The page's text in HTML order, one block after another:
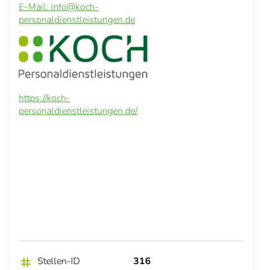
E-Mail: info@koch-
personaldienstleistungen.de
https://koch-
personaldienstleistungen.de/
tag Stellen-ID 316